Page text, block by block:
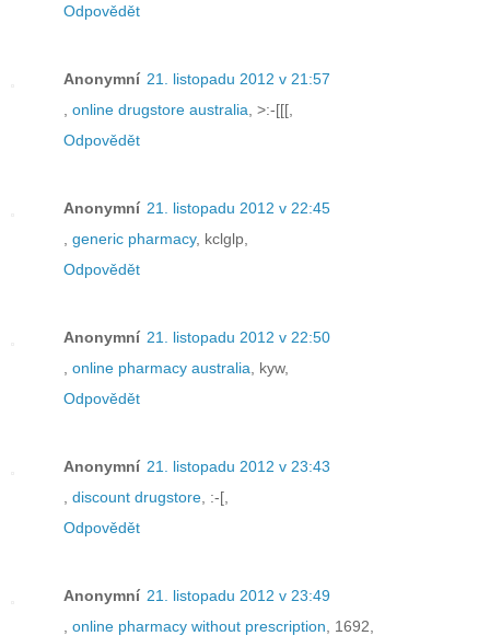
Odpovědět
Anonymní 21. listopadu 2012 v 21:57
online drugstore australia , >:-[[[,
Odpovědět
Anonymní 21. listopadu 2012 v 22:45
generic pharmacy, kclglp,
Odpovědět
Anonymní 21. listopadu 2012 v 22:50
online pharmacy australia , kyw,
Odpovědět
Anonymní 21. listopadu 2012 v 23:43
discount drugstore , :-[,
Odpovědět
Anonymní 21. listopadu 2012 v 23:49
online pharmacy without prescription , 1692,